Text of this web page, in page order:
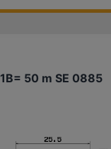
1B= 50 m SE 0885